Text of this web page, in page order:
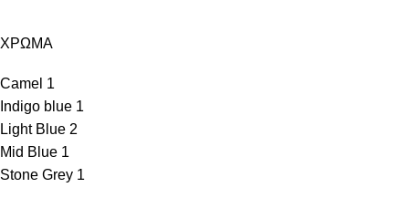
ΧΡΩΜΑ
Camel 1
Indigo blue 1
Light Blue 2
Mid Blue 1
Stone Grey 1